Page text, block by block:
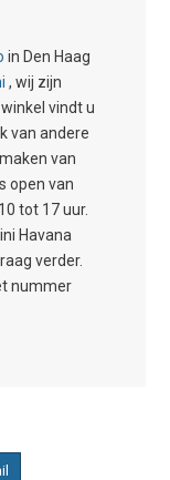
in Den Haag
, wij zijn
vindt u
van andere
van
open van
tot 17 uur.
Havana
verder.
nummer